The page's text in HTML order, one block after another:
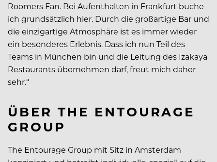
Roomers Fan. Bei Aufenthalten in Frankfurt buche
ich grundsätzlich hier. Durch die großartige Bar und
die einzigartige Atmosphäre ist es immer wieder
ein besonderes Erlebnis. Dass ich nun Teil des
Teams in München bin und die Leitung des Izakaya
Restaurants übernehmen darf, freut mich daher
sehr.“
ÜBER THE ENTOURAGE
GROUP
The Entourage Group mit Sitz in Amsterdam